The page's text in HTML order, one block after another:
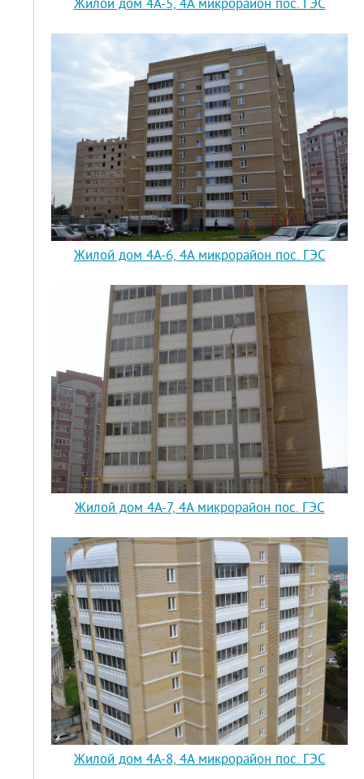
Жилой дом 4А-5, 4А микрорайон пос. ГЭС
Жилой дом 4А-6, 4А микрорайон пос. ГЭС
Жилой дом 4А-7, 4А микрорайон пос. ГЭС
Жилой дом 4А-8, 4А микрорайон пос. ГЭС